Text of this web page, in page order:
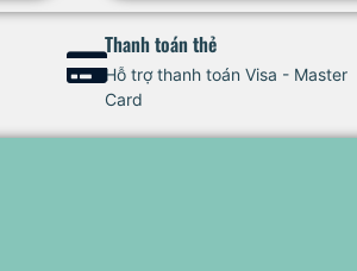
Thanh toán thẻ
Hỗ trợ thanh toán Visa - Master
Card